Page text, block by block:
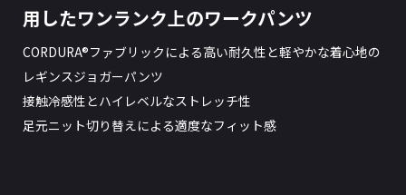
用したワンランク上のワークパンツ
CORDURA®ファブリックによる高い耐久性と軽やかな着心地の
レギンスジョガーパンツ
接触冷感性とハイレベルなストレッチ性
足元ニット切り替えによる適度なフィット感